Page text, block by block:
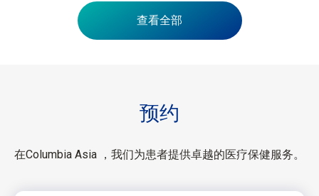
查看全部
预约
在Columbia Asia ，我们为患者提供卓越的医疗保健服务。